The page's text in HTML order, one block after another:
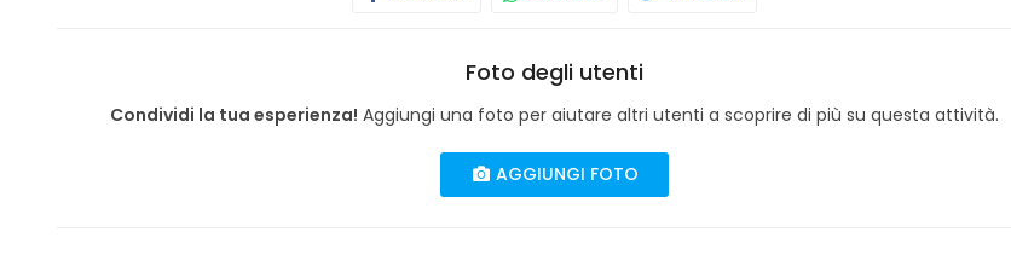
Foto degli utenti
Condividi la tua esperienza! Aggiungi una foto per aiutare altri utenti a scoprire di più su questa attività.
AGGIUNGI FOTO